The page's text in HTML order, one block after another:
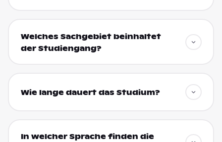
Welches Sachgebiet beinhaltet
der Studiengang?
Wie lange dauert das Studium?
In welcher Sprache finden die